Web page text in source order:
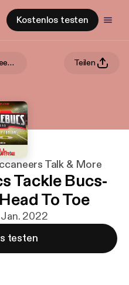
Kostenlos testen
The ScuttleBucs -- Buccaneers Talk & More Teilen
Talk & More
Tackle Bucs-
To Toe
Jan. 2022
testen